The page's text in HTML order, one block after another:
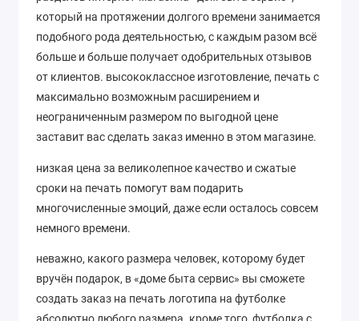
который на протяжении долгого времени занимается
подобного рода деятельностью, с каждым разом всё
больше и больше получает одобрительных отзывов
от клиентов. высококлассное изготовление, печать с
максимально возможным расширением и
неограниченным размером по выгодной цене
заставит вас сделать заказ именно в этом магазине.
низкая цена за великолепное качество и сжатые
сроки на печать помогут вам подарить
многочисленные эмоций, даже если осталось совсем
немного времени.
неважно, какого размера человек, которому будет
вручён подарок, в «доме быта сервис» вы сможете
создать заказ на печать логотипа на футболке